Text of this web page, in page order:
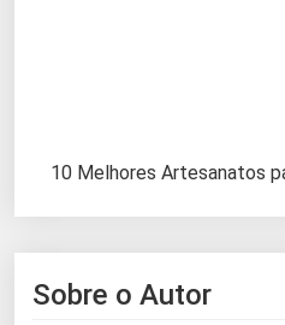
10 Melhores Artesanatos
Sobre o Autor